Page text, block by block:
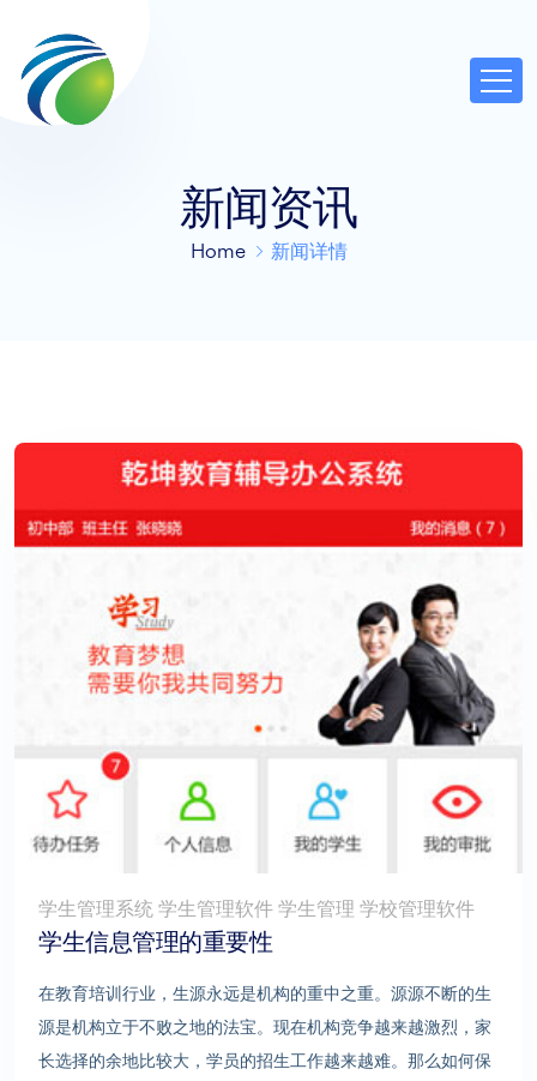
新闻资讯
Home 新闻详情
学生管理系统 学生管理软件 学生管理 学校管理软件
学生信息管理的重要性
在教育培训行业，生源永远是机构的重中之重。源源不断的生
源是机构立于不败之地的法宝。现在机构竞争越来越激烈，家
长选择的余地比较大，学员的招生工作越来越难。那么如何保